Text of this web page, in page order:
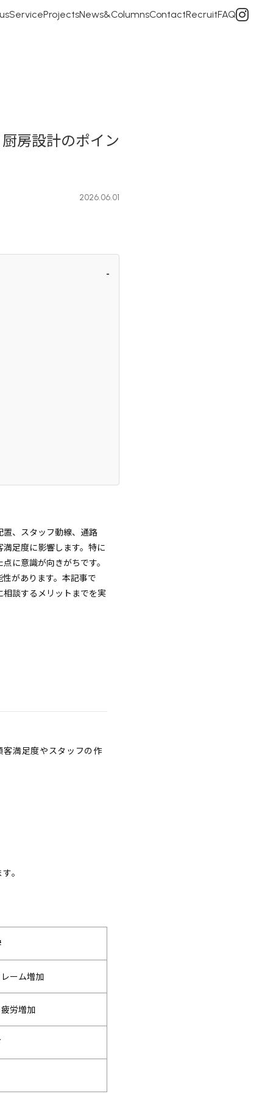
ServiceProjectsNews&ColumnsContactRecruitFAQ
房設計のポイン
2026.06.01
、スタッフ動線、通路
足度に影響します。特に
に意識が向きがちです。
があります。本記事で
談するメリットまでを実
満足度やスタッフの作
。
ーム増加
労増加